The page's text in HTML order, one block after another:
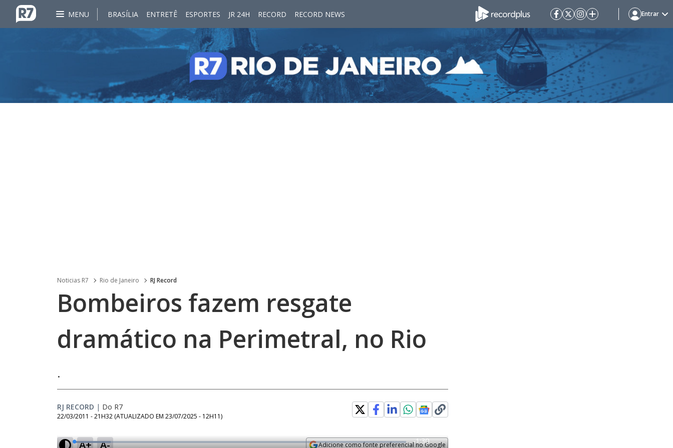
MENU BRASÍLIA ENTRETÊ ESPORTES JR 24H RECORD RECORD NEWS Entrar
Noticias R7 Rio de Janeiro RJ Record
Bombeiros fazem resgate
dramático na Perimetral, no Rio
.
RJ RECORD | Do R7
22/03/2011 - 21H32 (ATUALIZADO EM 23/07/2025 - 12H11)
A+ A- Adicione como fonte preferencial no Google
L
R
-1:30